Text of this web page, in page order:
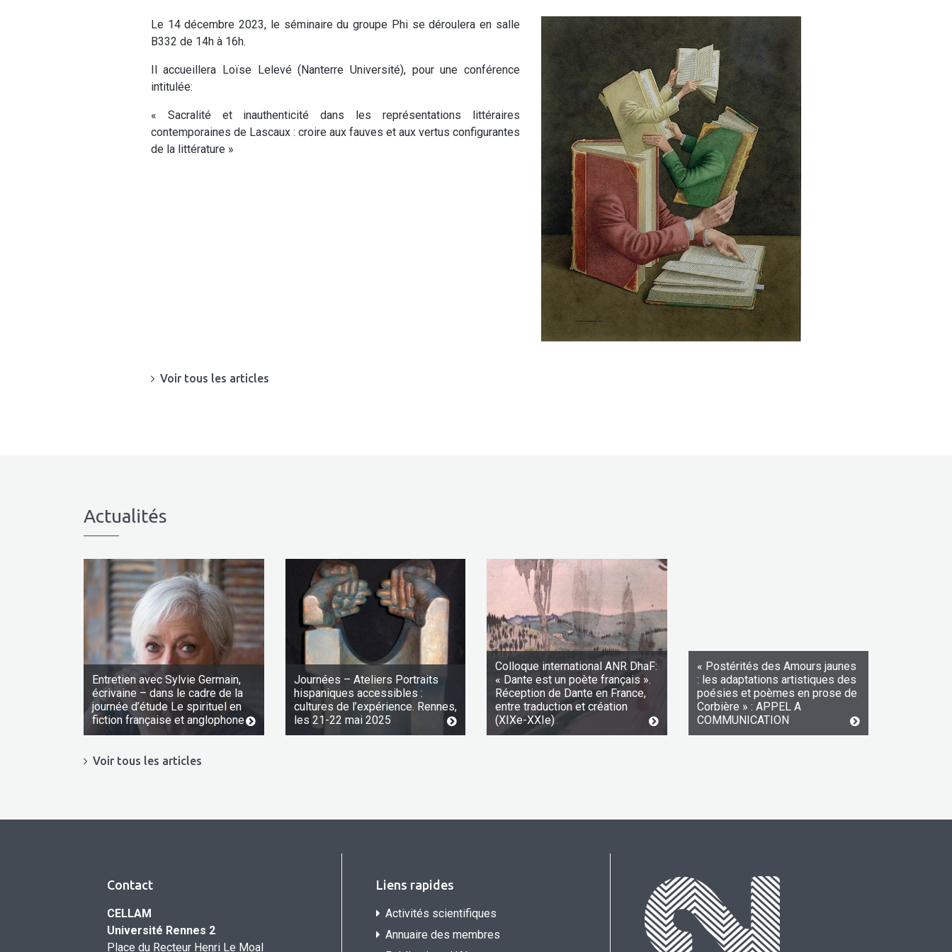
Le 14 décembre 2023, le séminaire du groupe Phi se déroulera en salle
B332 de 14h à 16h.
Il accueillera Loïse Lelevé (Nanterre Université), pour une conférence
intitulée:
« Sacralité et inauthenticité dans les représentations littéraires
contemporaines de Lascaux : croire aux fauves et aux vertus configurantes
de la littérature »
Voir tous les articles
Actualités
Entretien avec Sylvie Germain,
écrivaine – dans le cadre de la
journée d’étude Le spirituel en
fiction française et anglophone
Journées – Ateliers Portraits
hispaniques accessibles :
cultures de l’expérience. Rennes,
les 21-22 mai 2025
Colloque international ANR DhaF:
« Dante est un poète français ».
Réception de Dante en France,
entre traduction et création
(XIXe-XXIe)
« Postérités des Amours jaunes
: les adaptations artistiques des
poésies et poèmes en prose de
Corbière » : APPEL A
COMMUNICATION
Voir tous les articles
Contact
CELLAM
Université Rennes 2
Place du Recteur Henri Le Moal
Liens rapides
Activités scientifiques
Annuaire des membres